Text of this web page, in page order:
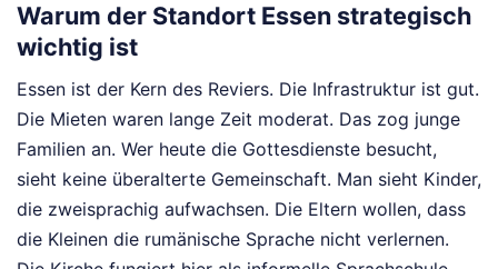
Warum der Standort Essen strategisch
wichtig ist
Essen ist der Kern des Reviers. Die Infrastruktur ist gut.
Die Mieten waren lange Zeit moderat. Das zog junge
Familien an. Wer heute die Gottesdienste besucht,
sieht keine überalterte Gemeinschaft. Man sieht Kinder,
die zweisprachig aufwachsen. Die Eltern wollen, dass
die Kleinen die rumänische Sprache nicht verlernen.